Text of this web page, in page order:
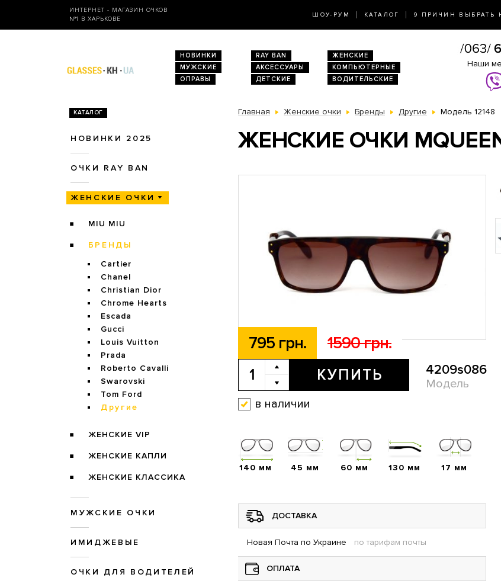
ИНТЕРНЕТ - МАГАЗИН ОЧКОВ
№1 В ХАРЬКОВЕ
ШОУ-РУМ КАТАЛОГ 9 ПРИЧИН ВЫБРАТЬ
НОВИНКИ RAY BAN
ЖЕНСКИЕ
МУЖСКИЕ
АКСЕССУАРЫ
КОМПЬЮТЕРНЫЕ
ОПРАВЫ
ДЕТСКИЕ ВОДИТЕЛЬСКИЕ
Наши
КАТАЛОГ
НОВИНКИ 2025
ОЧКИ RAY BAN
ЖЕНСКИЕ ОЧКИ
MIU MIU
БРЕНДЫ
Cartier
Chanel
Christian Dior
Chrome Hearts
Escada
Gucci
Louis Vuitton
Prada
Roberto Cavalli
Swarovski
Tom Ford
Другие
ЖЕНСКИЕ VIP
ЖЕНСКИЕ КАПЛИ
ЖЕНСКИЕ КЛАССИКА
МУЖСКИЕ ОЧКИ
ИМИДЖЕВЫЕ
ОЧКИ ДЛЯ ВОДИТЕЛЕЙ
Главная Женские очки Бренды Другие Модель 12148
ЖЕНСКИЕ ОЧКИ
795 грн. 1590 грн.
КУПИТЬ 4209s086
Модель
в наличии
140 мм
45 мм 60 мм 130 мм 17 мм
ДОСТАВКА
Новая Почта по Украине по тарифам почты
ОПЛАТА